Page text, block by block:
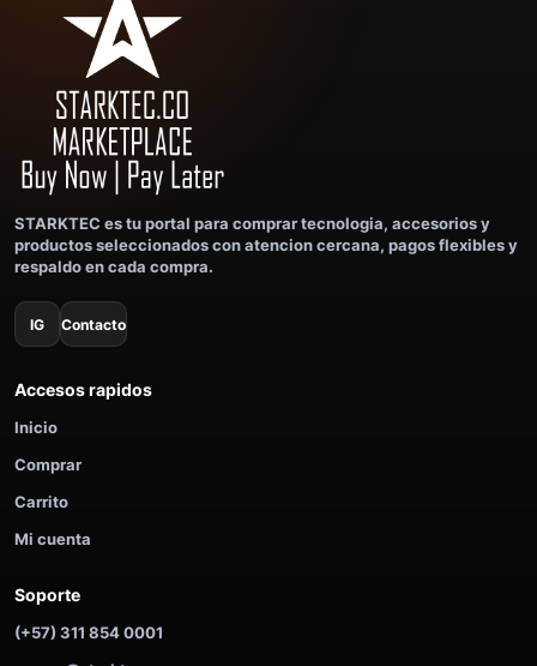
STARKTEC es tu portal para comprar tecnologia, accesorios y
productos seleccionados con atencion cercana, pagos flexibles y
respaldo en cada compra.
IG Contacto
Accesos rapidos
Inicio
Comprar
Carrito
Mi cuenta
Soporte
(+57) 311 854 0001